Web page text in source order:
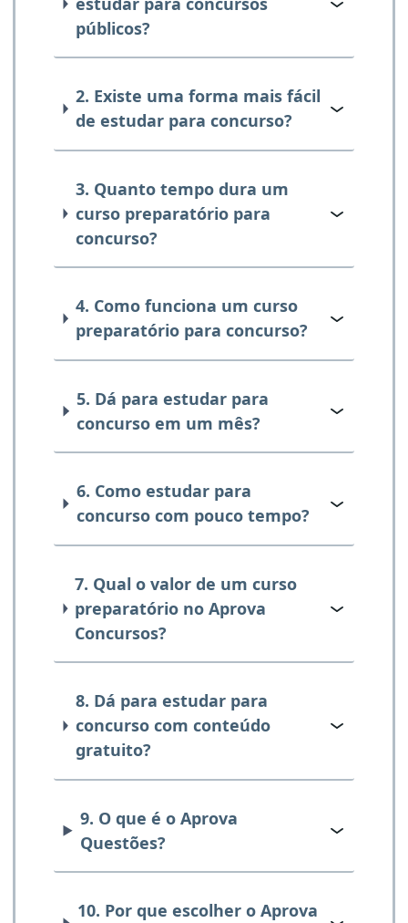
públicos?
2. Existe uma forma mais fácil
de estudar para concurso?
3. Quanto tempo dura um
curso preparatório para
concurso?
4. Como funciona um curso
preparatório para concurso?
5. Dá para estudar para
concurso em um mês?
6. Como estudar para
concurso com pouco tempo?
7. Qual o valor de um curso
preparatório no Aprova
Concursos?
8. Dá para estudar para
concurso com conteúdo
gratuito?
9. O que é o Aprova
Questões?
10. Por que escolher o Aprova